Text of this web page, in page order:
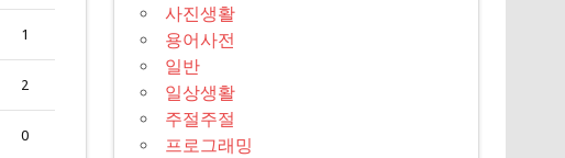
1
2
0
사진생활
용어사전
일반
일상생활
주절주절
프로그래밍